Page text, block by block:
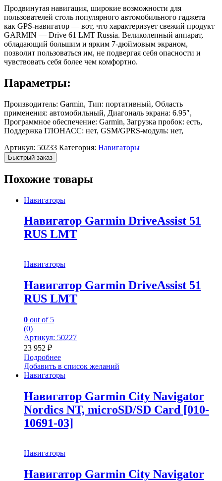
Продвинутая навигация, широкие возможности для
пользователей столь популярного автомобильного гаджета
как GPS-навигатор — вот, что характеризует свежий продукт
GARMIN — Drive 61 LMT Russia. Великолепный аппарат,
обладающий большим и ярким 7-дюймовым экраном,
позволит пользоваться им, не подвергая себя опасности и
чувствовать себя более чем комфортно.
Параметры:
Производитель: Garmin, Тип: портативный, Область
применения: автомобильный, Диагональ экрана: 6.95″,
Программное обеспечение: Garmin, Загрузка пробок: есть,
Поддержка ГЛОНАСС: нет, GSM/GPRS-модуль: нет,
Артикул: 50233 Категория: Навигаторы
Быстрый заказ
Похожие товары
Навигаторы
Навигатор Garmin DriveAssist 51
RUS LMT
Навигаторы
Навигатор Garmin DriveAssist 51
RUS LMT
0 out of 5
(0)
Артикул: 50227
23 952 ₽
Подробнее
Добавить в список желаний
Навигаторы
Навигатор Garmin City Navigator
Nordics NT, microSD/SD Card [010-
10691-03]
Навигаторы
Навигатор Garmin City Navigator